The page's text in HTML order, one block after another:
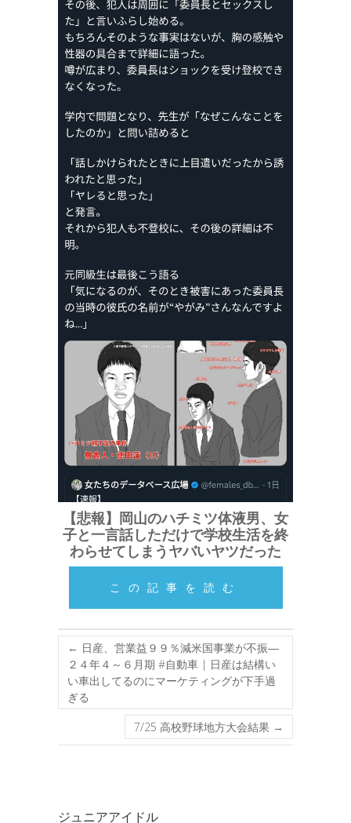
【悲報】岡山のハチミツ体液男、女
子と一言話しただけで学校生活を終
わらせてしまうヤバいヤツだった
この記事を読む
← 日産、営業益９９％減米国事業が不振―
２４年４～６月期 #自動車 | 日産は結構い
い車出してるのにマーケティングが下手過
ぎる
7/25 高校野球地方大会結果 →
ジュニアアイドル